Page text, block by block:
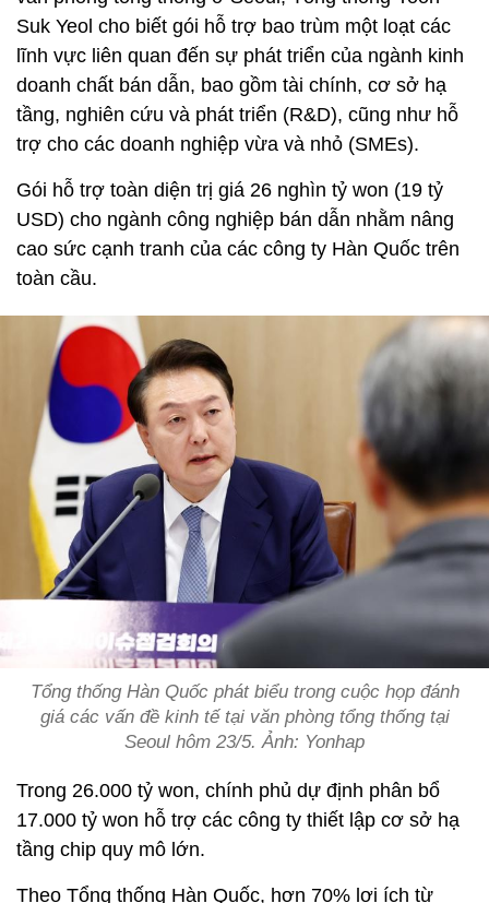
Suk Yeol cho biết gói hỗ trợ bao trùm một loạt các
lĩnh vực liên quan đến sự phát triển của ngành kinh
doanh chất bán dẫn, bao gồm tài chính, cơ sở hạ
tầng, nghiên cứu và phát triển (R&D), cũng như hỗ
trợ cho các doanh nghiệp vừa và nhỏ (SMEs).
Gói hỗ trợ toàn diện trị giá 26 nghìn tỷ won (19 tỷ
USD) cho ngành công nghiệp bán dẫn nhằm nâng
cao sức cạnh tranh của các công ty Hàn Quốc trên
toàn cầu.
Tổng thống Hàn Quốc phát biểu trong cuộc họp đánh
giá các vấn đề kinh tế tại văn phòng tổng thống tại
Seoul hôm 23/5. Ảnh: Yonhap
Trong 26.000 tỷ won, chính phủ dự định phân bổ
17.000 tỷ won hỗ trợ các công ty thiết lập cơ sở hạ
tầng chip quy mô lớn.
Theo Tổng thống Hàn Quốc, hơn 70% lợi ích từ